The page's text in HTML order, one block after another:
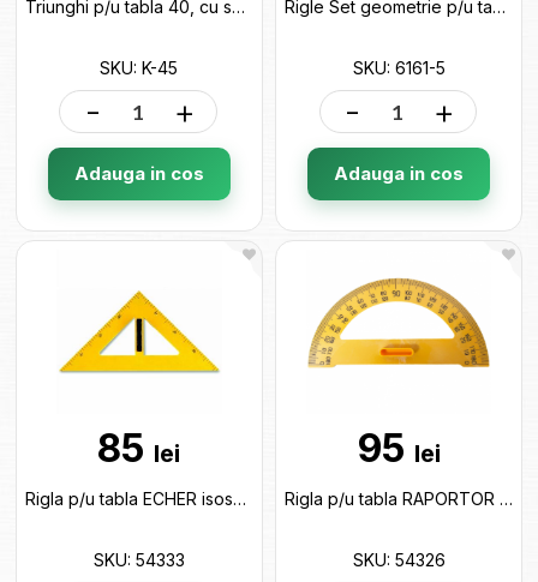
Triunghi p/u tabla 40, cu suport, isoscel, plastic 536383 K-45
SKU: K-45
- +
Adauga in cos
Rigle Set geometrie p/u tabla 5 buc 6161-5
SKU: 6161-5
- +
Adauga in cos
85 lei
Rigla p/u tabla ECHER isoscel 370531 54333
SKU: 54333
95 lei
Rigla p/u tabla RAPORTOR C04222 54326
SKU: 54326